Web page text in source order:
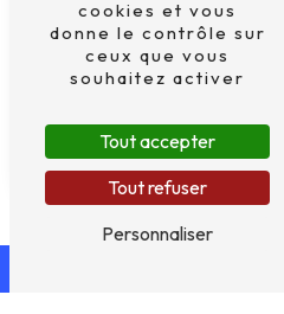
cookies et vous
donne le contrôle sur
ceux que vous
souhaitez activer
Tout accepter
Tout refuser
Personnaliser